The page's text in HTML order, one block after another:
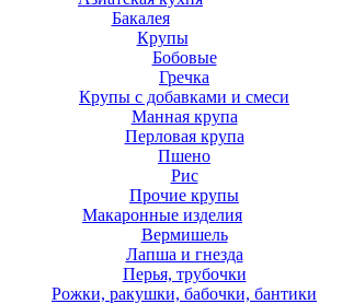
Бакалея
Крупы
Бобовые
Гречка
Крупы с добавками и смеси
Манная крупа
Перловая крупа
Пшено
Рис
Прочие крупы
Макаронные изделия
Вермишель
Лапша и гнезда
Перья, трубочки
Рожки, ракушки, бабочки, бантики